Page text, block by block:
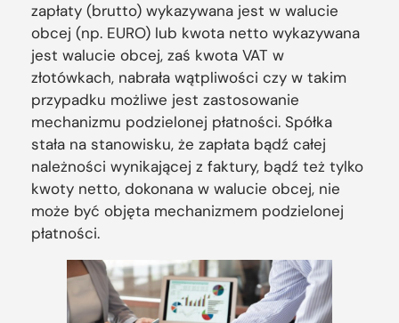
zapłaty (brutto) wykazywana jest w walucie
obcej (np. EURO) lub kwota netto wykazywana
jest walucie obcej, zaś kwota VAT w
złotówkach, nabrała wątpliwości czy w takim
przypadku możliwe jest zastosowanie
mechanizmu podzielonej płatności. Spółka
stała na stanowisku, że zapłata bądź całej
należności wynikającej z faktury, bądź też tylko
kwoty netto, dokonana w walucie obcej, nie
może być objęta mechanizmem podzielonej
płatności.